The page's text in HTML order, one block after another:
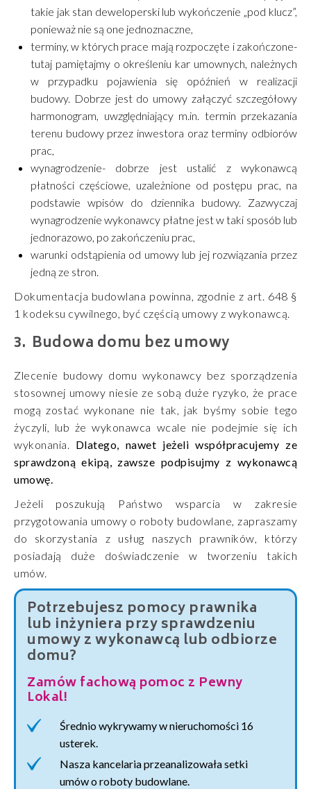
takie jak stan deweloperski lub wykończenie „pod klucz”,
ponieważ nie są one jednoznaczne,
terminy, w których prace mają rozpoczęte i zakończone-
tutaj pamiętajmy o określeniu kar umownych, należnych
w przypadku pojawienia się opóźnień w realizacji
budowy. Dobrze jest do umowy załączyć szczegółowy
harmonogram, uwzględniający m.in. termin przekazania
terenu budowy przez inwestora oraz terminy odbiorów
prac,
wynagrodzenie- dobrze jest ustalić z wykonawcą
płatności częściowe, uzależnione od postępu prac, na
podstawie wpisów do dziennika budowy. Zazwyczaj
wynagrodzenie wykonawcy płatne jest w taki sposób lub
jednorazowo, po zakończeniu prac,
warunki odstąpienia od umowy lub jej rozwiązania przez
jedną ze stron.
Dokumentacja budowlana powinna, zgodnie z art. 648 §
1 kodeksu cywilnego, być częścią umowy z wykonawcą.
Budowa domu bez umowy
Zlecenie budowy domu wykonawcy bez sporządzenia
stosownej umowy niesie ze sobą duże ryzyko, że prace
mogą zostać wykonane nie tak, jak byśmy sobie tego
życzyli, lub że wykonawca wcale nie podejmie się ich
wykonania. Dlatego, nawet jeżeli współpracujemy ze
sprawdzoną ekipą, zawsze podpisujmy z wykonawcą
umowę.
Jeżeli poszukują Państwo wsparcia w zakresie
przygotowania umowy o roboty budowlane, zapraszamy
do skorzystania z usług naszych prawników, którzy
posiadają duże doświadczenie w tworzeniu takich
umów.
Potrzebujesz pomocy prawnika
lub inżyniera przy sprawdzeniu
umowy z wykonawcą lub odbiorze
domu?
Zamów fachową pomoc z Pewny
Lokal!
Średnio wykrywamy w nieruchomości 16
usterek.
Nasza kancelaria przeanalizowała setki
umów o roboty budowlane.